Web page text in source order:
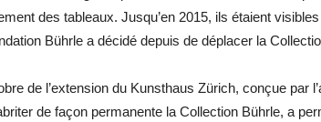
des tableaux. Jusqu’en 2015, ils étaient
Bührle a décidé depuis de déplacer la
de l’extension du Kunsthaus Zürich, conçue par
de façon permanente la Collection Bührle, a